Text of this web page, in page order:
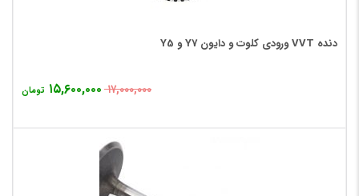
دنده VVT ورودی کلوت و دایون Y7 و Y5
۱۷,۰۰۰,۰۰۰ ۱۵,۶۰۰,۰۰۰ تومان